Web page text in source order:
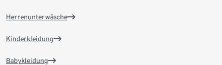
Herrenunterwäsche
Kinderkleidung
Babykleidung